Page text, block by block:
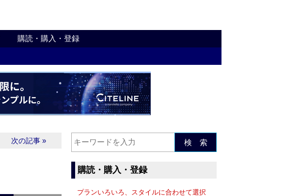
購読・購入・登録
次の記事 » 検 索
購読・購入・登録
プランいろいろ、スタイルに合わせて選択